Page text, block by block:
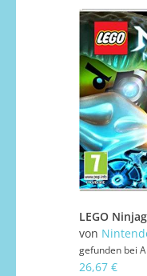
von
gefunden bei
26,67 €